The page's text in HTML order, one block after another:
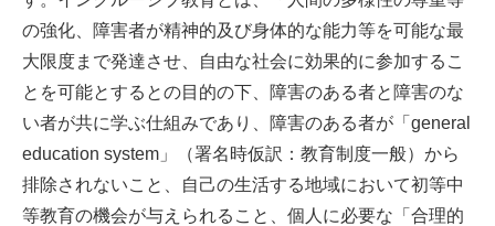
の強化、障害者が精神的及び身体的な能力等を可能な最
大限度まで発達させ、自由な社会に効果的に参加するこ
とを可能とするとの目的の下、障害のある者と障害のな
い者が共に学ぶ仕組みであり、障害のある者が「general
education system」（署名時仮訳：教育制度一般）から
排除されないこと、自己の生活する地域において初等中
等教育の機会が与えられること、個人に必要な「合理的